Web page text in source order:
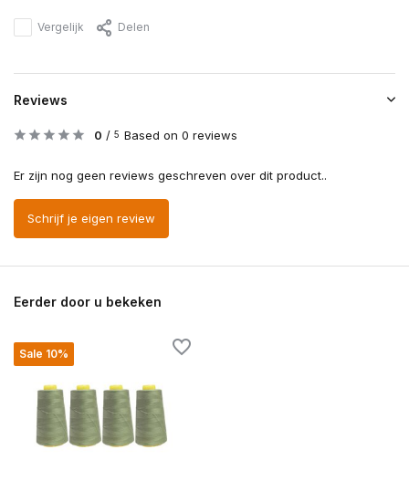
Vergelijk Delen
Reviews
0 / 5 Based on 0 reviews
Er zijn nog geen reviews geschreven over dit product..
Schrijf je eigen review
Eerder door u bekeken
Sale 10%